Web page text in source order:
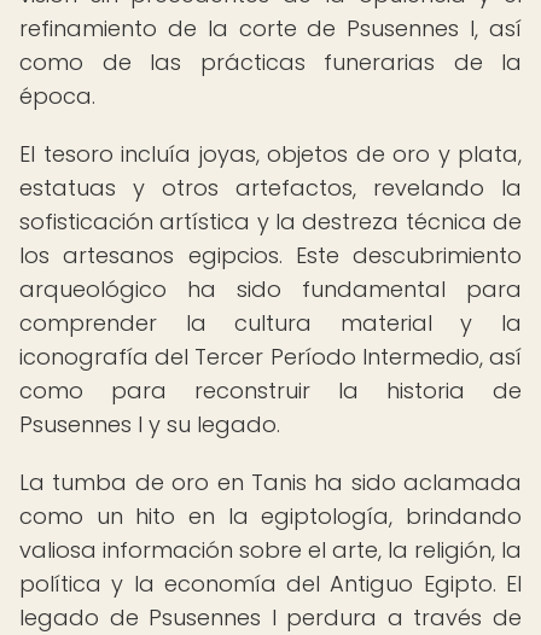
refinamiento de la corte de Psusennes I, así
como de las prácticas funerarias de la
época.
El tesoro incluía joyas, objetos de oro y plata,
estatuas y otros artefactos, revelando la
sofisticación artística y la destreza técnica de
los artesanos egipcios. Este descubrimiento
arqueológico ha sido fundamental para
comprender la cultura material y la
iconografía del Tercer Período Intermedio, así
como para reconstruir la historia de
Psusennes I y su legado.
La tumba de oro en Tanis ha sido aclamada
como un hito en la egiptología, brindando
valiosa información sobre el arte, la religión, la
política y la economía del Antiguo Egipto. El
legado de Psusennes I perdura a través de